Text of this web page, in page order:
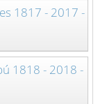
1817 - 2017 -
1818 - 2018 -